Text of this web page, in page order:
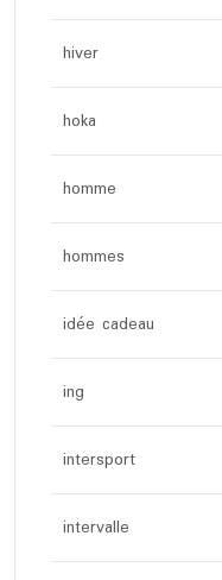
hiver
hoka
homme
hommes
idée cadeau
ing
intersport
intervalle